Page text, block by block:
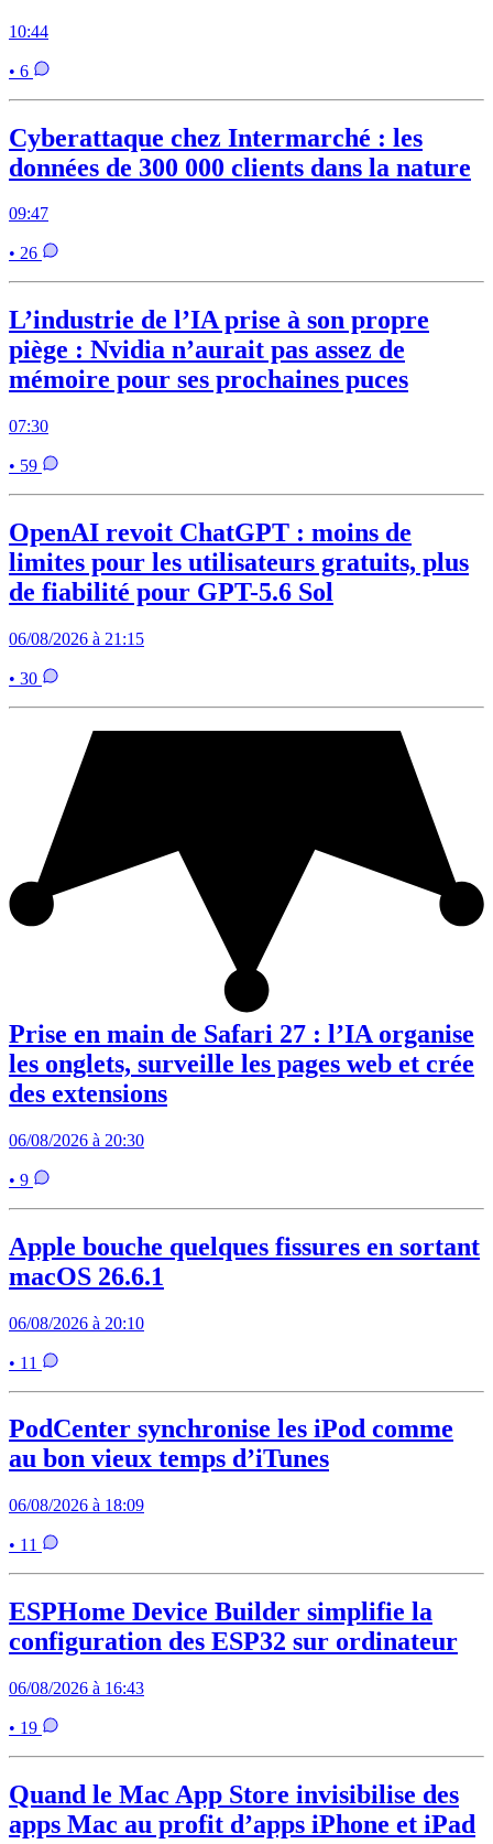
10:44
• 6
Cyberattaque chez Intermarché : les
données de 300 000 clients dans la nature
09:47
• 26
L’industrie de l’IA prise à son propre
piège : Nvidia n’aurait pas assez de
mémoire pour ses prochaines puces
07:30
• 59
OpenAI revoit ChatGPT : moins de
limites pour les utilisateurs gratuits, plus
de fiabilité pour GPT-5.6 Sol
06/08/2026 à 21:15
• 30
Prise en main de Safari 27 : l’IA organise
les onglets, surveille les pages web et crée
des extensions
06/08/2026 à 20:30
• 9
Apple bouche quelques fissures en sortant
macOS 26.6.1
06/08/2026 à 20:10
• 11
PodCenter synchronise les iPod comme
au bon vieux temps d’iTunes
06/08/2026 à 18:09
• 11
ESPHome Device Builder simplifie la
configuration des ESP32 sur ordinateur
06/08/2026 à 16:43
• 19
Quand le Mac App Store invisibilise des
apps Mac au profit d’apps iPhone et iPad